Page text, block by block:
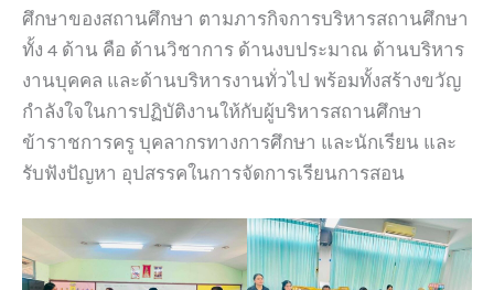
ศึกษาของสถานศึกษา ตามภารกิจการบริหารสถานศึกษา
ทั้ง 4 ด้าน คือ ด้านวิชาการ ด้านงบประมาณ ด้านบริหาร
งานบุคคล และด้านบริหารงานทั่วไป พร้อมทั้งสร้างขวัญ
กำลังใจในการปฏิบัติงานให้กับผู้บริหารสถานศึกษา
ข้าราชการครู บุคลากรทางการศึกษา และนักเรียน และ
รับฟังปัญหา อุปสรรคในการจัดการเรียนการสอน